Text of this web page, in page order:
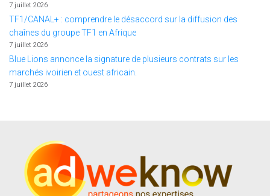
7 juillet 2026
TF1/CANAL+ : comprendre le désaccord sur la diffusion des
chaînes du groupe TF1 en Afrique
7 juillet 2026
Blue Lions annonce la signature de plusieurs contrats sur les
marchés ivoirien et ouest africain.
7 juillet 2026